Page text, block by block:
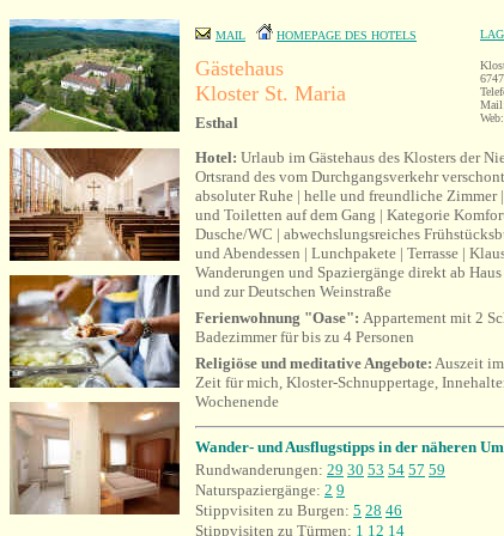
MAIL HOMEPAGE DES HOTELS
Gästehaus
Kloster St. Maria
Esthal
Mail:
Web:
Hotel: Urlaub im Gästehaus des Klosters der
Ortsrand des vom Durchgangsverkehr
absoluter Ruhe | helle und freundliche Zimmer
und Toiletten auf dem Gang | Kategorie
Dusche/WC | abwechslungsreiches
und Abendessen | Lunchpakete | Terrasse |
Wanderungen und Spaziergänge direkt ab
und zur Deutschen Weinstraße
Ferienwohnung "Oase": Appartement mit 2
Badezimmer für bis zu 4 Personen
Religiöse und meditative Angebote: Auszeit
Zeit für mich, Kloster-Schnuppertage,
Wochenende
Wander- und Ausflugstipps in der näheren
Rundwanderungen: 29 30 53 54 57 59
Naturspaziergänge: 2 9
Stippvisiten zu Burgen: 5 28 46
Stippvisiten zu Türmen: 1 12 14